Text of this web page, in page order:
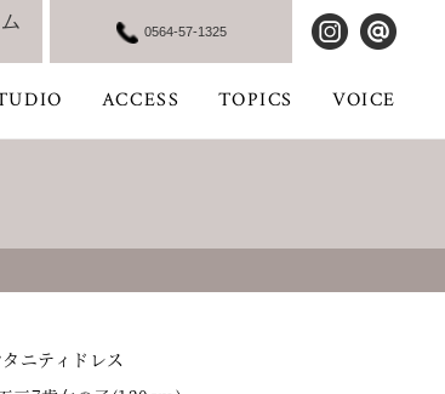
ACCESS TOPICS VOICE
0564-57-1325
ニティドレス